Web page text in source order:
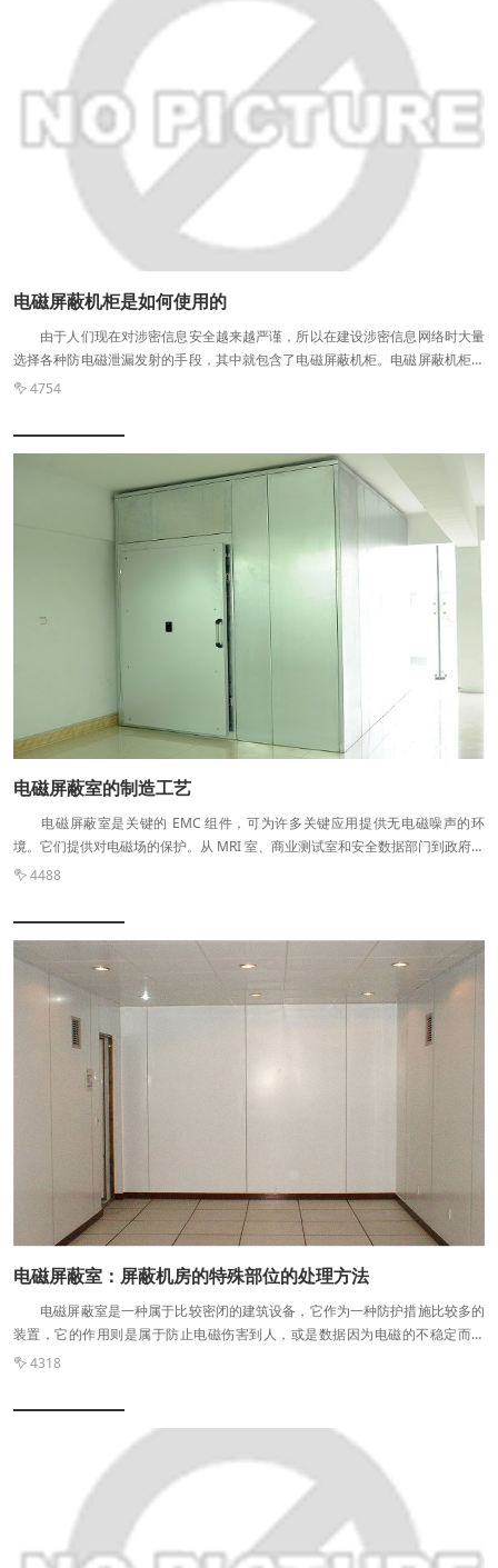
磁透露发射的记忆。 经过仔细分析，发现许多用户正在关于屏蔽机柜中的设
备中止通信线连接时，往往出于对于成本的考虑没有使用光纤，而是直接使用屏
蔽双绞线中止连接，连接时仅仅将屏蔽双绞线的屏蔽层与柜体中止简单的处理，
更有甚者将非屏蔽双绞线直接接入屏蔽机柜中。这些做法都会导致屏蔽机柜的屏
蔽效能大大降低，甚至没有只没有能需求保护，相同变化信息透露发射的发射
源。随着屏蔽机柜使用得越来越广泛，真理使用的情况也越来越多，成就日益正
常，具有保密心腹之患。
电磁屏蔽机柜是如何使用的
由于人们现在对涉密信息安全越来越严谨，所以在建设涉密信息网络时大量
选择各种防电磁泄漏发射的手段，其中就包含了电磁屏蔽机柜。电磁屏蔽机柜具
有安装方便、体积小、使用灵活的特点，极其适宜安装在那些不适宜安装电磁屏
屏蔽效能。但每一种处理方式都有其固有的缺陷，而且实际操作起来又较为困
难。所以我们经常使用滤波器连接。 滤波器可以将电缆中的干扰电流完全滤
除，从根本上消除电缆的辐射。而屏蔽电缆只能防止干扰通过电缆辐射，干扰信
号仍在电缆中。同时滤波器对电缆辐射的抑制比屏蔽电缆更加稳定。屏蔽电缆的
效果主要取决于电缆的端接，而电缆不停地被拆装和长期使用后搭接点发生氧
化，从而屏蔽效能下降。滤波器的使用减少了对电缆端接的要求并且实现了选择
价格便宜的屏蔽电缆目标，减少了使用成本。不过要是还是想使用屏蔽电缆，则
必须要与机柜的低阻抗连接，同时屏蔽电缆两端都必须良好的连接低阻抗射频
地。 因此，我们在使用中应该参考电磁屏蔽机柜的使用要求，当使用光纤接
入时一定要注意对光缆中的金属线进行处理，不可与光纤一同进入电磁屏蔽机
柜。因为光纤是绝缘体，可以从根本上去除共模电流的传输回路，很好的保证了
电磁屏蔽机柜的正常屏蔽效能。
 4754
电磁屏蔽室的制造工艺
电磁屏蔽室是关键的 EMC 组件，可为许多关键应用提供无电磁噪声的环
境。它们提供对电磁场的保护。从 MRI 室、商业测试室和安全数据部门到政府大
使馆、军事设施、战略指挥部门，都需要一定程度的屏蔽。采用射线追踪法进行
铜、钢、镍和黄铜），接缝、拐角和接头均采用全焊接，以避免出现任何间隙、
开口或裂缝。电磁屏蔽室可以用高强度金属（如钢）建造，也可以使用标准建筑
材料（木材、泡沫、板岩等）建造，然后用金属板覆盖所有侧面。在任何一种情
况下，屏蔽（金属板或框架）的连续性对于房间或外壳的完整性都至关重要。金
属门上安装了弹簧加载的铍铜手指垫圈和特殊的闩锁系统，以在门关闭时产生完
全屏蔽。完全屏蔽结构的工作方式有两种： 阻止辐射（通过空气）电磁波/
噪音进入房间。 阻止房间内产生的电磁信号向外传播。
 4488
电磁屏蔽室：屏蔽机房的特殊部位的处理方法
电磁屏蔽室是一种属于比较密闭的建筑设备，它作为一种防护措施比较多的
装置，它的作用则是属于防止电磁伤害到人，或是数据因为电磁的不稳定而紊
乱，但是电磁屏蔽机房还有一些必要的出口，那么在对于出口的一些屏蔽措施上
蔽告诉您电磁屏蔽室的一些特殊部位需要注意的。 操作部件的屏蔽处理方
法： 在这里我们所说的操作部位主要包括旋钮、拨动开关等，而这些部位的
屏蔽可注意两点：(1)信号频率较高时，可利用截止波导管的原理。 (2)信号
频率较低时，可利用隔离舱将其与其他电路部分割离。 指示灯表盘的处理：
(1)金属丝网屏蔽 (2)截止波导管法 (3)采用滤波器 (4)加隔离窗
穿过屏蔽体的导线 (1)屏蔽电缆与机箱构成全密封体。 (2)滤波。
 4318